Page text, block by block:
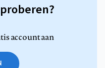
account aan